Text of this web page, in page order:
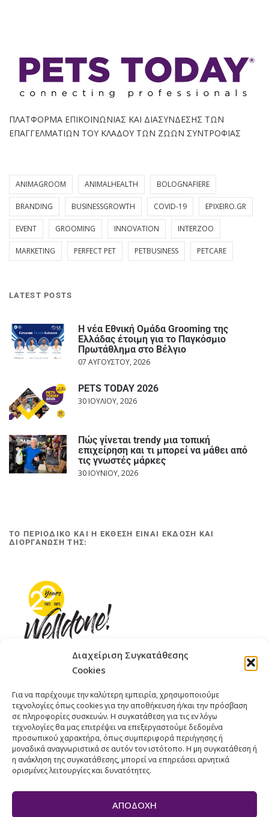
Διαχείριση Συγκατάθεσης
Cookies
Για να παρέχουμε την καλύτερη εμπειρία, χρησιμοποιούμε
τεχνολογίες όπως cookies για την αποθήκευση ή/και την πρόσβαση
σε πληροφορίες συσκευών. Η συγκατάθεση για τις εν λόγω
τεχνολογίες θα μας επιτρέψει να επεξεργαστούμε δεδομένα
προσωπικού χαρακτήρα, όπως συμπεριφορά περιήγησης ή
μοναδικά αναγνωριστικά σε αυτόν τον ιστότοπο. Η μη συγκατάθεση ή
η ανάκληση της συγκατάθεσης, μπορεί να επηρεάσει αρνητικά
ορισμένες λειτουργίες και δυνατότητες.
ΑΠΟΔΟΧΉ
ΠΛΑΤΦΟΡΜΑ ΕΠΙΚΟΙΝΩΝΙΑΣ ΚΑΙ ΔΙΑΣΥΝΔΕΣΗΣ ΤΩΝ
ΕΠΑΓΓΕΛΜΑΤΙΩΝ ΤΟΥ ΚΛΑΔΟΥ ΤΩΝ ΖΩΩΝ ΣΥΝΤΡΟΦΙΑΣ
ANIMAGROOM ANIMALHEALTH BOLOGNAFIERE
BRANDING BUSINESSGROWTH COVID-19 EPIXEIRO.GR
EVENT GROOMING INNOVATION INTERZOO
MARKETING PERFECT PET PETBUSINESS PETCARE
LATEST POSTS
Η νέα Εθνική Ομάδα Grooming της
Ελλάδας έτοιμη για το Παγκόσμιο
Πρωτάθλημα στο Βέλγιο
07 ΑΥΓΟΎΣΤΟΥ, 2026
PETS TODAY 2026
30 ΙΟΥΛΊΟΥ, 2026
Πώς γίνεται trendy μια τοπική
επιχείρηση και τι μπορεί να μάθει από
τις γνωστές μάρκες
30 ΙΟΥΝΊΟΥ, 2026
ΤΟ ΠΕΡΙΟΔΙΚΟ ΚΑΙ Η ΕΚΘΕΣΗ ΕΙΝΑΙ ΕΚΔΟΣΗ ΚΑΙ
ΔΙΟΡΓΑΝΩΣΗ ΤΗΣ:
ΤΗΛΕΦΩΝΟ: +30 211 4021758
ΚΙΝΗΤΟ: +306977 440377
EMAIL : info@welldone.com.gr